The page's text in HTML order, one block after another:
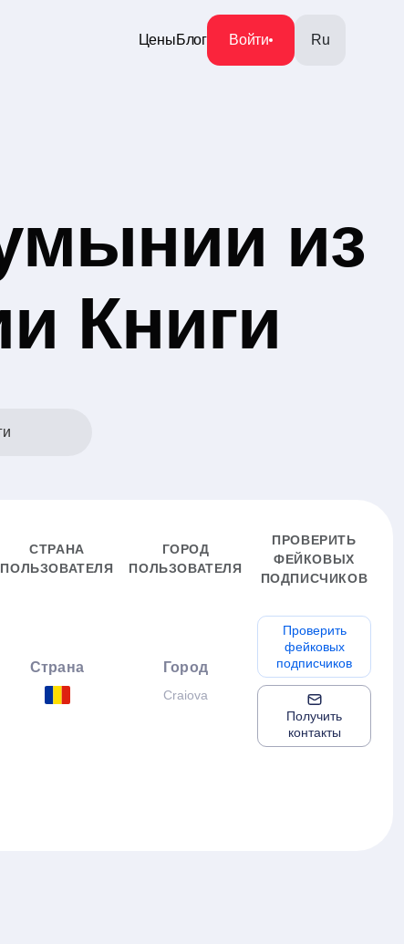
ЦеныБлог Войти Ru
из
Книги
СТРАНА
ПОЛЬЗОВАТЕЛЯ
ГОРОД
ПОЛЬЗОВАТЕЛЯ
ПРОВЕРИТЬ
ФЕЙКОВЫХ
ПОДПИСЧИКОВ
Страна Город
Craiova
Проверить
фейковых
подписчиков
Получить
контакты